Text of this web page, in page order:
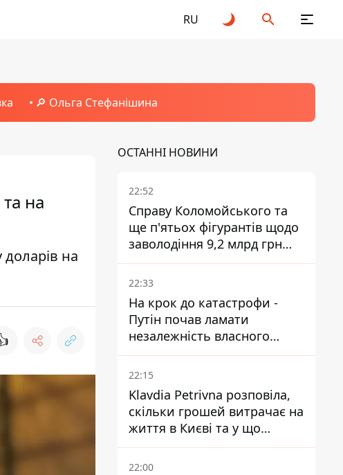
RU
🔎 Ольга Стефанішина
на
на
ОСТАННІ НОВИНИ
22:52
Справу Коломойського та
ще п'ятьох фігурантів щодо
заволодіння 9,2 млрд грн
ПриватБанку скерували до
суду
22:33
На крок до катастрофи -
Путін почав ламати
незалежність власного
Центробанку, змусивши
знизити базову ставку
22:15
Klavdia Petrivna розповіла,
скільки грошей витрачає на
життя в Києві та у що
вкладає мільйони
22:00